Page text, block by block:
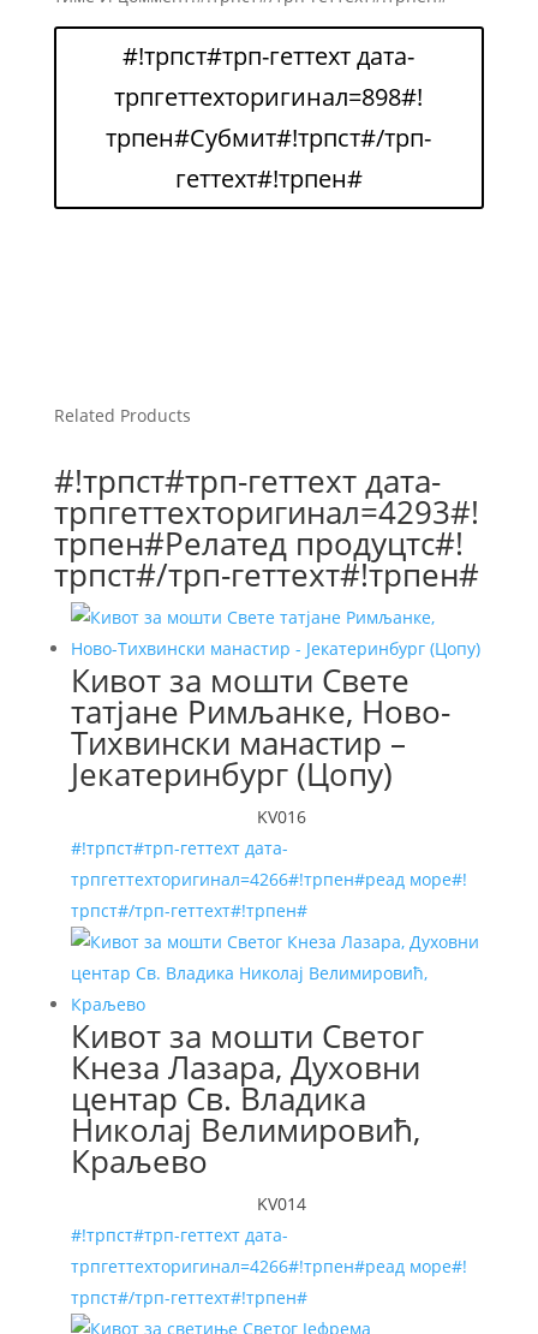
#!трпст#трп-геттеxт дата-
трпгеттеxторигинал=898#!
трпен#Субмит#!трпст#/трп-
геттеxт#!трпен#
Related Products
#!трпст#трп-геттеxт дата-
трпгеттеxторигинал=4293#!
трпен#Релатед продуцтс#!
трпст#/трп-геттеxт#!трпен#
Кивот за мошти Свете
татјане Римљанке, Ново-
Тихвински манастир –
Јекатеринбург (Цопy)
KV016
#!трпст#трп-геттеxт дата-
трпгеттеxторигинал=4266#!трпен#реад море#!
трпст#/трп-геттеxт#!трпен#
Кивот за мошти Светог
Кнеза Лазара, Духовни
центар Св. Владика
Николај Велимировић,
Краљево
KV014
#!трпст#трп-геттеxт дата-
трпгеттеxторигинал=4266#!трпен#реад море#!
трпст#/трп-геттеxт#!трпен#